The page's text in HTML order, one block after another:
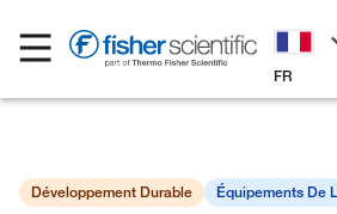
FR
Développement Durable Équipements De